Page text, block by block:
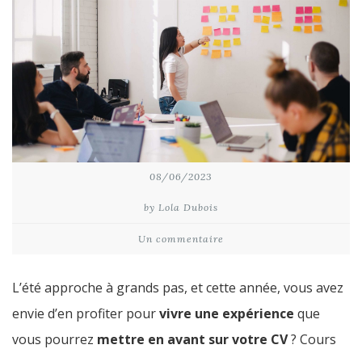
08/06/2023
by Lola Dubois
Un commentaire
L’été approche à grands pas, et cette année, vous avez
envie d’en profiter pourvivre une expérience que
vous pourrez mettre en avant sur votre CV? Cours